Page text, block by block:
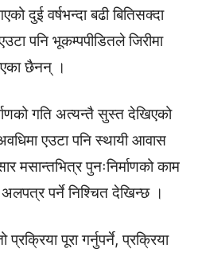
दुई वर्षभन्दा बढी बितिसक्दा
पनि भूकम्पपीडितले जिरीमा
छैनन् ।
गति अत्यन्तै सुस्त देखिएको
एउटा पनि स्थायी आवास
मसान्तभित्र पुनःनिर्माणको काम
पर्ने निश्चित देखिन्छ ।
पूरा गर्नुपर्ने, प्रक्रिया